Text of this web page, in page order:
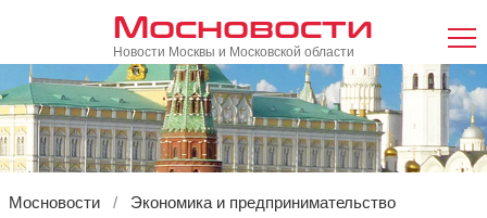
Мосновости
Новости Москвы и Московской области
Мосновости
Экономика и предпринимательство